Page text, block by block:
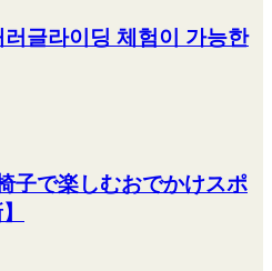
러글라이딩 체험이 가능한
子で楽しむおでかけスポ